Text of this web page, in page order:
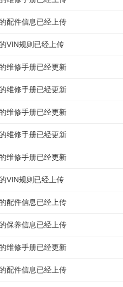
配件信息已经上传
VIN规则已经上传
维修手册已经更新
维修手册已经更新
维修手册已经更新
维修手册已经更新
维修手册已经更新
VIN规则已经上传
配件信息已经上传
保养信息已经上传
维修手册已经更新
配件信息已经上传